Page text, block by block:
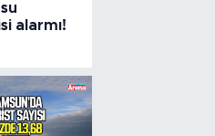
alarmı!